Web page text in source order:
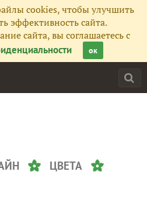
cookies, чтобы улучшить
эффективность сайта.
сайта, вы соглашаетесь с
ок
ЦВЕТА